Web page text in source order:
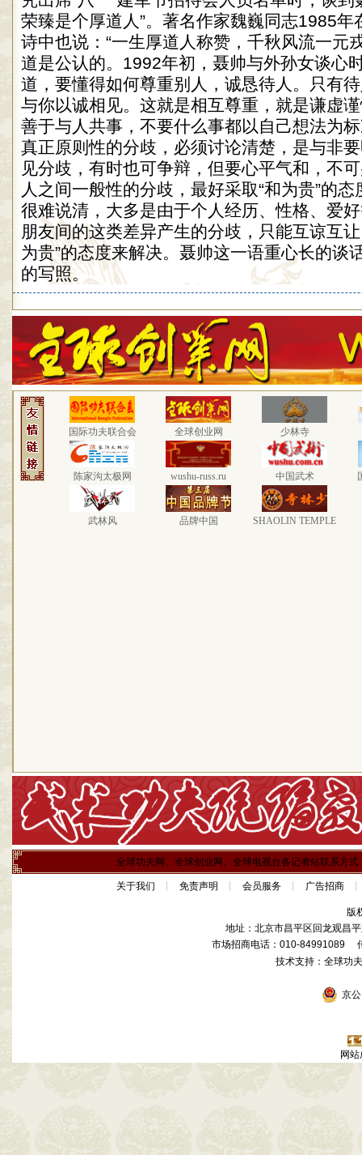
荣臻是个厚道人”。著名作家魏巍同志1985年
诗中也说：“一生厚道人称赞，千秋风流一元
道是公认的。1992年初，聂帅与外孙女谈心
道，要懂得如何尊重别人，诚恳待人。只有
与你以诚相见。这就是相互尊重，就是谦虚
善于与人共事，不要什么事都以自己想法为
真正原则性的分歧，必须讨论清楚，是与非
见分歧，有时也可争辩，但要心平气和，不
人之间一般性的分歧，最好采取“和为贵”的
很难说清，大多是由于个人经历、性格、爱
朋友间的这类差异产生的分歧，只能互谅互
为贵”的态度来解决。聂帅这一语重心长的谈
的写照。
国际功夫联合会 全球创业网 少林寺
陈家沟太极网 wushu-russ.ru 中国武术
武林风 品牌中国 SHAOLIN TEMPLE
全球功夫网、全球创业网、全球电视台各记者站联系方式
关于我们 免责声明 会员服务 广告招商
版
地址：北京市昌平区回龙观昌
市场招商电话：010-84991089
技术支持：全球
京公
网